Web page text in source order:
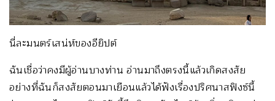
นี่ละมนตร์เสน่ห์ของอียิปต์
ฉันเชื่อว่าคงมีผู้อ่านบางท่าน อ่านมาถึงตรงนี้แล้วเกิดสงสัย
อย่างที่ฉันก็สงสัยตอนมาเยือนแล้วได้ฟังเรื่องปริศนาสฟิงซ์นี้